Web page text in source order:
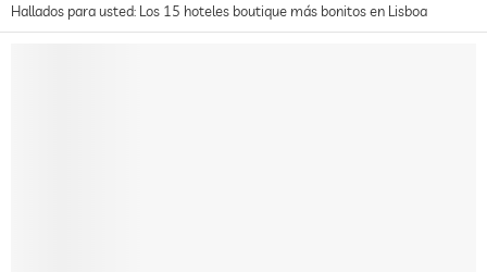
Hallados para usted: Los 15 hoteles boutique más bonitos en Lisboa